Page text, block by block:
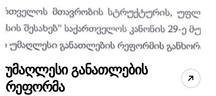
უმაღლესი განათლების
რეფორმა